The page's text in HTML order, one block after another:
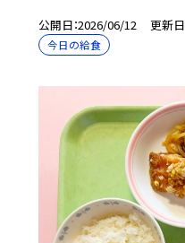
公開日 2026/06/12 更新日
今日の給食